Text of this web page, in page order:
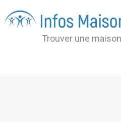
Trouver une